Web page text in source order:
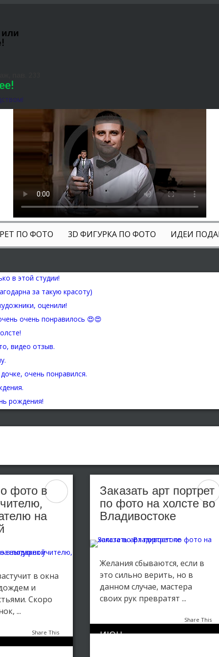
ПО ФОТО 3D ФИГУРКА ПО ФОТО ИДЕИ
фото в
на
в окна
и
Скоро
...
Share This
Заказать арт портрет
по фото на холсте во
Владивостоке
Желания сбываются, если в
это сильно верить, но в
данном случае, мастера
своих рук превратят ...
Share This
ИЮН